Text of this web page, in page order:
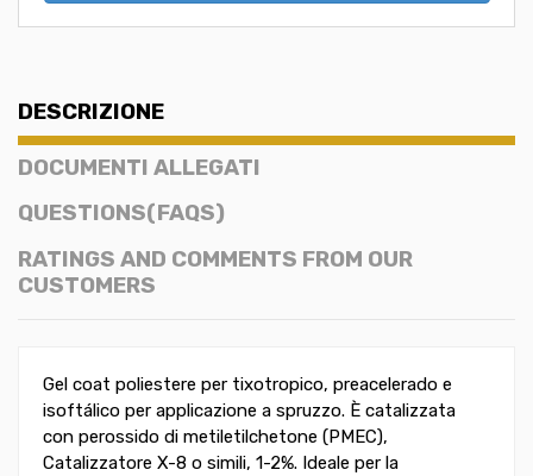
DESCRIZIONE
DOCUMENTI ALLEGATI
QUESTIONS(FAQS)
RATINGS AND COMMENTS FROM OUR
CUSTOMERS
Gel coat poliestere per tixotropico, preacelerado e
isoftálico per applicazione a spruzzo. È catalizzata
con perossido di metiletilchetone (PMEC),
Catalizzatore X-8 o simili, 1-2%. Ideale per la